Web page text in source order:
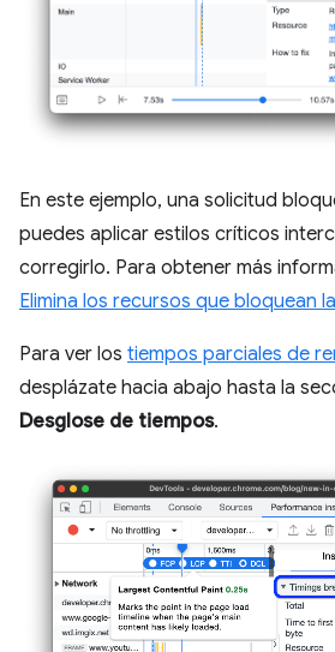
En este ejemplo, una solicitud
puedes aplicar estilos críticos
corregirlo. Para obtener más
Elimina los recursos que bloquean
Para ver los tiempos parciales de
desplázate hacia abajo hasta la
Desglose de tiempos.